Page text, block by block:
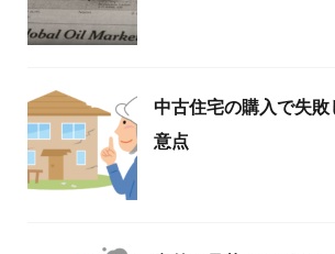
中古住宅の購入で失
意点